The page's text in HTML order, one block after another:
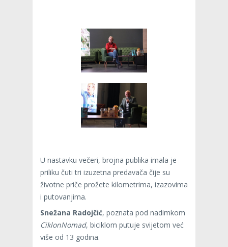
U nastavku večeri, brojna publika imala je
priliku čuti tri izuzetna predavača čije su
životne priče prožete kilometrima, izazovima
i putovanjima.
Snežana Radojčić, poznata pod nadimkom
CiklonNomad, biciklom putuje svijetom već
više od 13 godina.